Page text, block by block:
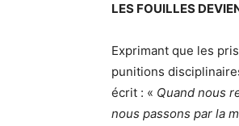
LES FOUILLES
Exprimant que les
punitions
écrit : « Quand nous
nous passons par la